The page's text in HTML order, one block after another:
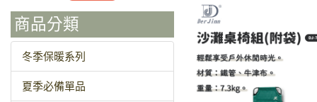
商品分類
冬季保暖系列
夏季必備單品